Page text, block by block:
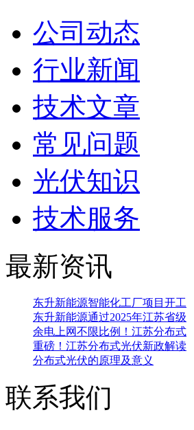
公司动态
行业新闻
技术文章
常见问题
光伏知识
技术服务
最新资讯
东升新能源智能化工厂项目开工
东升新能源通过2025年江苏省级
余电上网不限比例！江苏分布式
重磅！江苏分布式光伏新政解读
分布式光伏的原理及意义
联系我们